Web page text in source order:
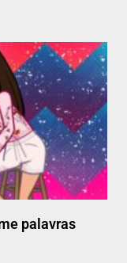
palavras